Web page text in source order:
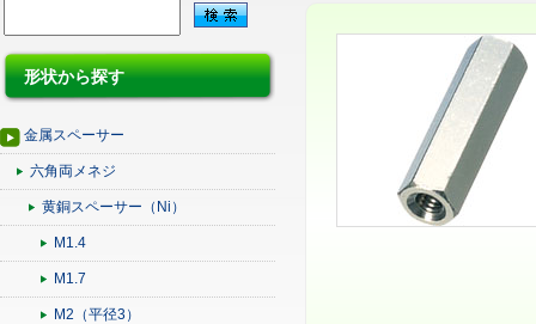
形状から探す
金属スペーサー
六角両メネジ
黄銅スペーサー（Ni）
M1.4
M1.7
M2（平径3）